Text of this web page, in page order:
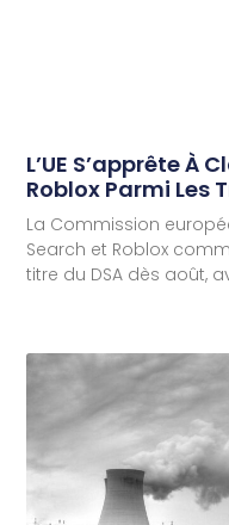
L’UE S’apprête À
Roblox Parmi Les
La Commission
Search et Roblox
titre du DSA dès août,